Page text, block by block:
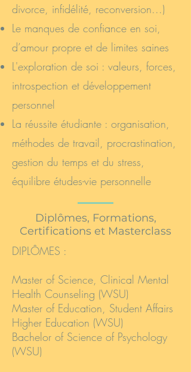
divorce, infidélité, reconversion...)
Le manques de confiance en soi,
d’amour propre et de limites saines
L'exploration de soi : valeurs, forces,
introspection et développement
personnel
La réussite étudiante : organisation,
méthodes de travail, procrastination,
gestion du temps et du stress,
équilibre études-vie personnelle
Diplômes, Formations,
Certifications et Masterclass
DIPLÔMES :
Master of Science, Clinical Mental
Health Counseling (WSU)
Master of Education, Student Affairs
Higher Education (WSU)
Bachelor of Science of Psychology
(WSU)